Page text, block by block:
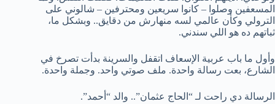
المسعفين وصلوا – كانوا سريعين ومحترفين – شالوني على
الترولي وكأن عالمي لسه منهارش من دقايق.. وبشكل ما،
ثباتهم ده هو اللي سندني.
وأول ما باب عربية الإسعاف اتقفل والسرينة بدأت تصرخ في
الشارع، بعت رسالة واحدة. ملف صوتي واحد. وجملة واحدة.
الرسالة دي راحت لـ “الحاج عثمان”.. والد “أحمد”.